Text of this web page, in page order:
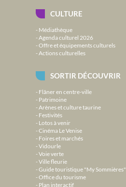
CULTURE
Médiathèque
Agenda culturel 2026
Offre et équipements culturels
Actions culturelles
SORTIR DÉCOUVRIR
Flâner en centre-ville
Patrimoine
Arènes et culture taurine
Festivités
Lotos à venir
Cinéma Le Venise
Foires et marchés
Vidourle
Voie verte
Ville fleurie
Guide touristique "My Sommières"
Office du tourisme
Plan interactif